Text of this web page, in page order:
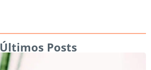
Últimos Posts